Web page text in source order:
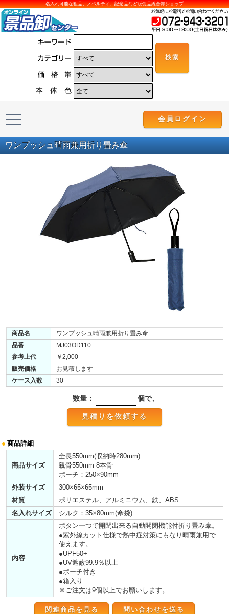
名入れ可能な粗品、ノベルティ、記念品など販促品総合卸ショップ
本 体 色
会員ログイン
ワンプッシュ晴雨兼用折り畳み傘
商品名
ワンプッシュ晴雨兼用折り畳み傘
品番
MJ03OD110
参考上代
￥2,000
販売価格
お見積します
ケース入数
30
数量： 個で、
● 商品詳細
商品サイズ
全長550mm(収納時280mm)
親骨550mm 8本骨
ポーチ：250×90mm
外装サイズ
300×65×65mm
材質
ポリエステル、アルミニウム、鉄、ABS
名入れサイズ
シルク：35×80mm(傘袋)
内容
ボタン一つで開閉出来る自動開閉機能付折り畳み傘。
●紫外線カット仕様で熱中症対策にもなり晴雨兼用で
使えます。
●UPF50+
●UV遮蔽99.9％以上
●ポーチ付き
●箱入り
※ご注文は9個以上でお願いします。
関連商品を見る